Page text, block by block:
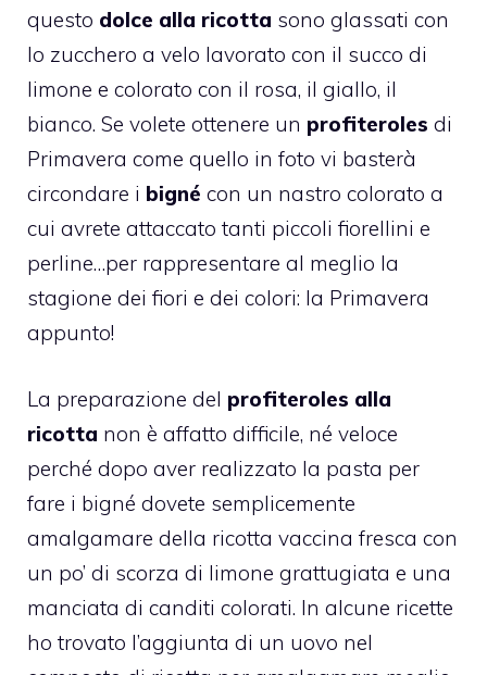
questo dolce alla ricotta sono glassati con
lo zucchero a velo lavorato con il succo di
limone e colorato con il rosa, il giallo, il
bianco. Se volete ottenere un profiteroles di
Primavera come quello in foto vi basterà
circondare i bigné con un nastro colorato a
cui avrete attaccato tanti piccoli fiorellini e
perline…per rappresentare al meglio la
stagione dei fiori e dei colori: la Primavera
appunto!
La preparazione del profiteroles alla
ricotta non è affatto difficile, né veloce
perché dopo aver realizzato la pasta per
fare i bigné dovete semplicemente
amalgamare della ricotta vaccina fresca con
un po’ di scorza di limone grattugiata e una
manciata di canditi colorati. In alcune ricette
ho trovato l’aggiunta di un uovo nel